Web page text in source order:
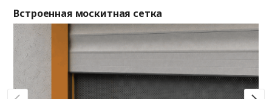
Встроенная москитная сетка